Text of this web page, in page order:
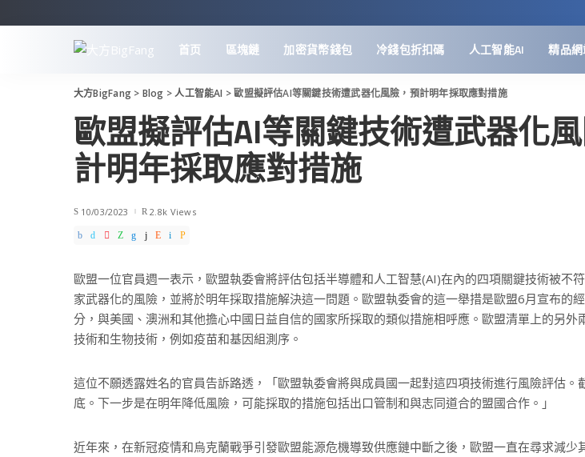
首页 區塊鏈 加密貨幣錢包 冷錢包折扣碼 人工智能AI 精品
大方BigFang > Blog >人工智能AI >歐盟擬評估AI等關鍵技術遭武器化風險，預計明年採取應對措施
歐盟擬評估AI等關鍵技術遭武器化
計明年採取應對措施
10/03/2023 2.8k Views
歐盟一位官員週一表示，歐盟執委會將評估包括半導體和人工智慧(AI)在內的四項關鍵技術被不
家武器化的風險，並將於明年採取措施解決這一問題。歐盟執委會的這一舉措是歐盟6月宣布的
分，與美國、澳洲和其他擔心中國日益自信的國家所採取的類似措施相呼應。歐盟清單上的另外
技術和生物技術，例如疫苗和基因組測序。
這位不願透露姓名的官員告訴路透，「歐盟執委會將與成員國一起對這四項技術進行風險評估。
底。下一步是在明年降低風險，可能採取的措施包括出口管制和與志同道合的盟國合作。」
近年來，在新冠疫情和烏克蘭戰爭引發歐盟能源危機導致供應鏈中斷之後，歐盟一直在尋求減少